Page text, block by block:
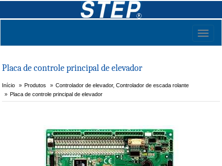
Placa de controle principal de elevador
Início Produtos
Controlador de elevador, Controlador de escada rolante
Placa de controle principal de elevador